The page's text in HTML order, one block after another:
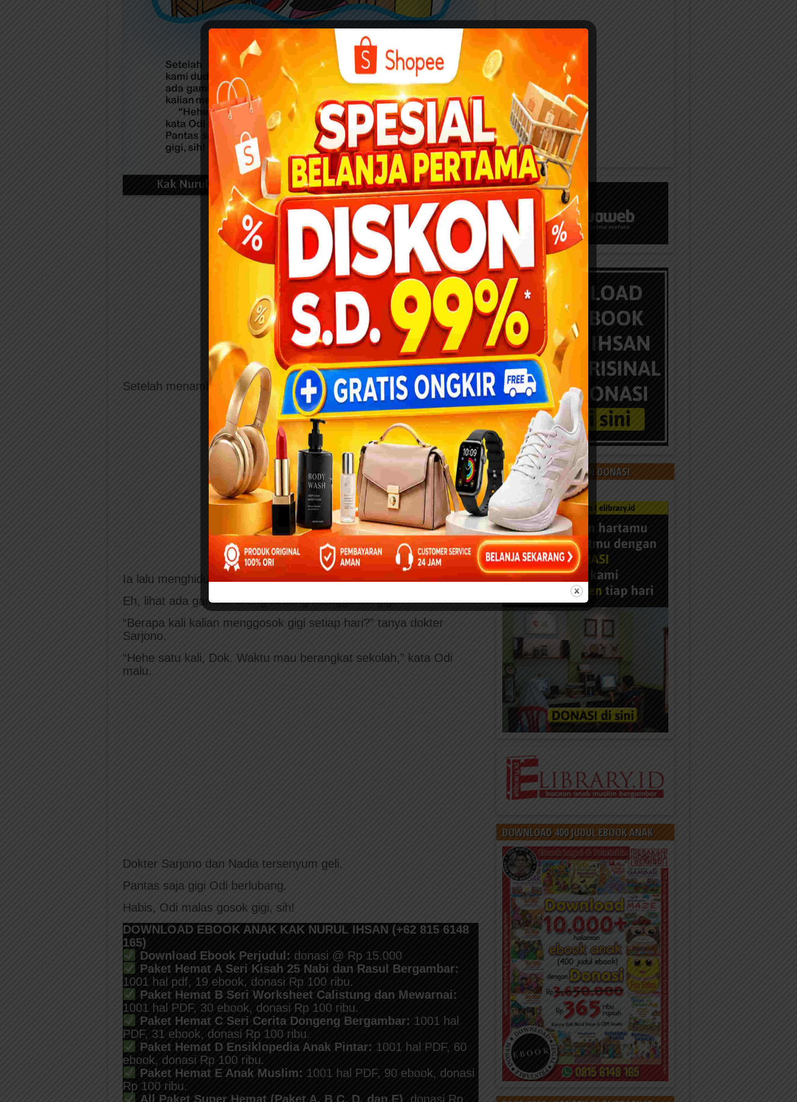
Setelah menambal gigi Odi, dokter Sarjono mengajak kami duduk.
Ia lalu menghidupkan komputernya.
Eh, lihat ada gambar orang sedang menggosok gigi.
“Berapa kali kalian menggosok gigi setiap hari?” tanya dokter
Sarjono.
“Hehe satu kali, Dok. Waktu mau berangkat sekolah,” kata Odi
malu.
Dokter Sarjono dan Nadia tersenyum geli.
Pantas saja gigi Odi berlubang.
Habis, Odi malas gosok gigi, sih!
DOWNLOAD EBOOK ANAK KAK NURUL IHSAN (+62 815 6148
165)
Download Ebook Perjudul: donasi @ Rp 15.000
Paket Hemat A Seri Kisah 25 Nabi dan Rasul Bergambar:
1001 hal pdf, 19 ebook, donasi Rp 100 ribu.
Paket Hemat B Seri Worksheet Calistung dan Mewarnai:
1001 hal PDF, 30 ebook, donasi Rp 100 ribu.
Paket Hemat C Seri Cerita Dongeng Bergambar: 1001 hal
PDF, 31 ebook, donasi Rp 100 ribu.
Paket Hemat D Ensiklopedia Anak Pintar: 1001 hal PDF, 60
ebook, donasi Rp 100 ribu.
Paket Hemat E Anak Muslim: 1001 hal PDF, 90 ebook, donasi
Rp 100 ribu.
All Paket Super Hemat (Paket A, B C, D, dan E) , donasi Rp
BANTU KAMI DENGAN DONASI
DOWNLOAD 400 JUDUL EBOOK ANAK